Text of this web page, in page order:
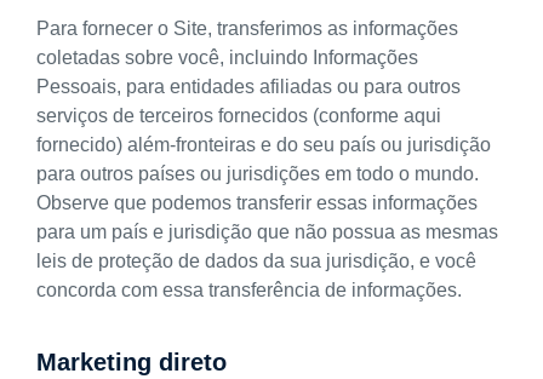
Para fornecer o Site, transferimos as informações
coletadas sobre você, incluindo Informações
Pessoais, para entidades afiliadas ou para outros
serviços de terceiros fornecidos (conforme aqui
fornecido) além-fronteiras e do seu país ou jurisdição
para outros países ou jurisdições em todo o mundo.
Observe que podemos transferir essas informações
para um país e jurisdição que não possua as mesmas
leis de proteção de dados da sua jurisdição, e você
concorda com essa transferência de informações.
Marketing direto